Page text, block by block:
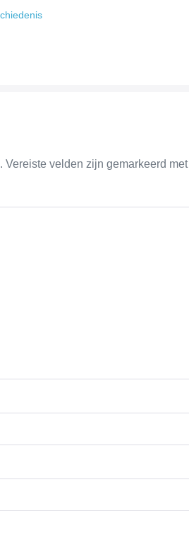
Vereiste velden zijn gemarkeerd met